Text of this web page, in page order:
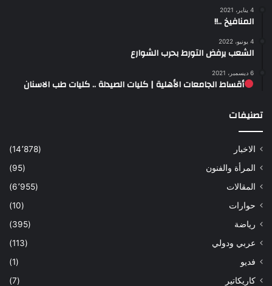
4 يناير، 2021
المنافيخ ..!!
4 يونيو، 2022
الشعب يرفض التورط بحرب الشوارع
6 ديسمبر، 2021
أقساط الجامعات الأهلية | كليات الصيدلة .. كليات طب الاسنان
تصنيفات
الاخبار
(14٬878)
المرأة والفنون
(95)
المقالات
(6٬955)
حوارات
(10)
رياضة
(395)
عربي ودولي
(113)
فديو
(1)
كاريكاتير
(7)